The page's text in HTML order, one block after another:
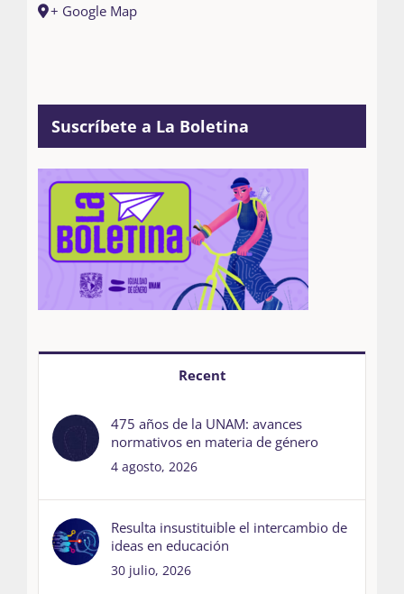
+ Google Map
Suscríbete a La Boletina
Recent
475 años de la UNAM: avances
normativos en materia de género
4 agosto, 2026
Resulta insustituible el intercambio de
ideas en educación
30 julio, 2026